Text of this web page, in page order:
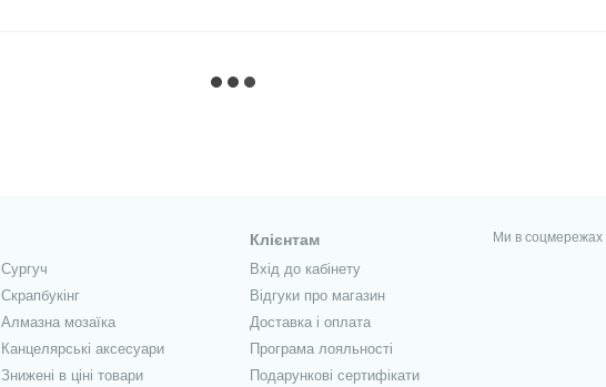
Сургуч
Скрапбукінг
Алмазна мозаїка
Канцелярські аксесуари
Знижені в ціні товари
Клієнтам
Вхід до кабінету
Відгуки про магазин
Доставка і оплата
Програма лояльності
Подарункові сертифікати
Ми в соцмережах